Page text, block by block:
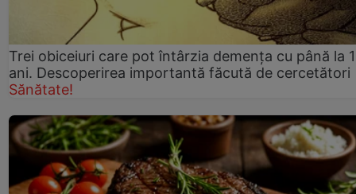
Trei obiceiuri care pot întârzia demența cu până la
ani. Descoperirea importantă făcută de cercetători
Sănătate!